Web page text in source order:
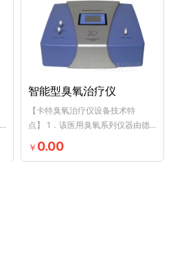
智能型臭氧治疗仪
【卡特臭氧治疗仪设备技术特
点】 1．该医用臭氧系列仪器由德
国原装进口，采用非玻璃放电技术
产...
￥ 0.00